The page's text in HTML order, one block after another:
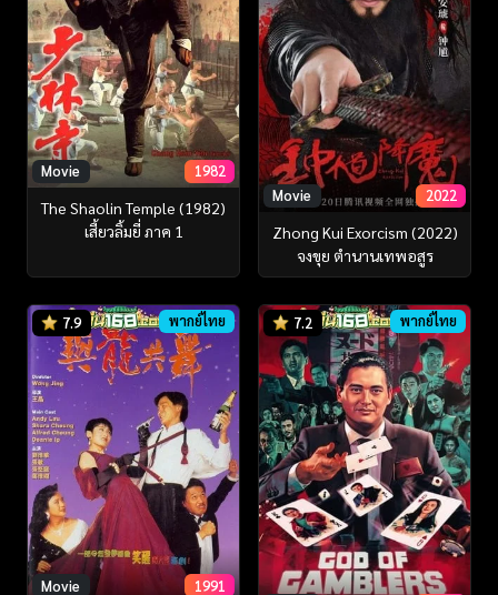
Movie 1982
The Shaolin Temple (1982)
เสี้ยวลิ้มยี่ ภาค 1
Movie 2022
Zhong Kui Exorcism (2022)
จงขุย ตำนานเทพอสูร
7.9 พากย์ไทย
Movie 1991
7.2 พากย์ไทย